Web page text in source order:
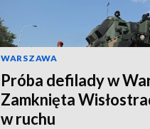
WARSZAWA
Próba defilady w
Zamknięta
w ruchu